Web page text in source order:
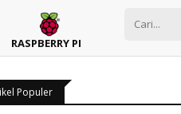
RASPBERRY PI
Populer